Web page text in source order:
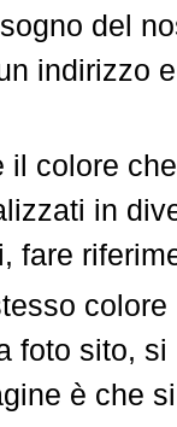
del
indirizzo
il colore
in
fare
foto sito,
è che